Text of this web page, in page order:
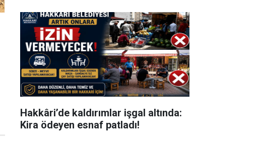
Hakkâri’de kaldırımlar işgal altında:
Kira ödeyen esnaf patladı!